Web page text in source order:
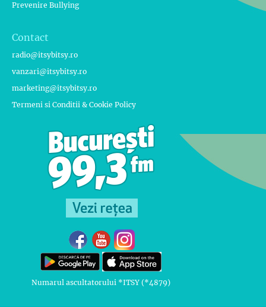
Prevenire Bullying
Contact
radio@itsybitsy.ro
vanzari@itsybitsy.ro
marketing@itsybitsy.ro
Termeni si Conditii & Cookie Policy
Numarul ascultatorului *ITSY (*4879)